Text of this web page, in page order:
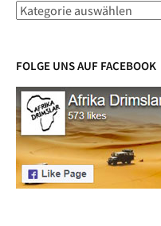
Beiträge
FOLGE UNS AUF FACEBOOK